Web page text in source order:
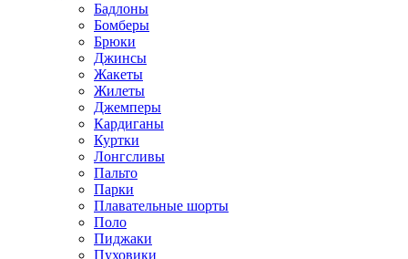
Бадлоны
Бомберы
Брюки
Джинсы
Жакеты
Жилеты
Джемперы
Кардиганы
Куртки
Лонгсливы
Пальто
Парки
Плавательные шорты
Поло
Пиджаки
Пуховики